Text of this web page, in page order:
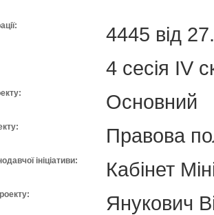
4445 від
4 сесія IV
Основний
Правова
ініціативи: Кабінет
Янукович